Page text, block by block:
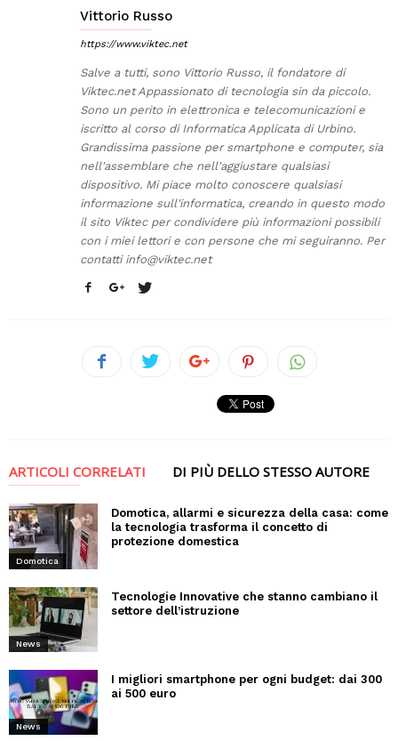
Vittorio Russo
https://www.viktec.net
Salve a tutti, sono Vittorio Russo, il fondatore di
Viktec.net Appassionato di tecnologia sin da piccolo.
Sono un perito in elettronica e telecomunicazioni e
iscritto al corso di Informatica Applicata di Urbino.
Grandissima passione per smartphone e computer, sia
nell'assemblare che nell'aggiustare qualsiasi
dispositivo. Mi piace molto conoscere qualsiasi
informazione sull'informatica, creando in questo modo
il sito Viktec per condividere più informazioni possibili
con i miei lettori e con persone che mi seguiranno. Per
contatti info@viktec.net
ARTICOLI CORRELATI DI PIÙ DELLO STESSO AUTORE
Domotica
Domotica, allarmi e sicurezza della casa: come
la tecnologia trasforma il concetto di
protezione domestica
News
Tecnologie Innovative che stanno cambiano il
settore dell’istruzione
News
I migliori smartphone per ogni budget: dai 300
ai 500 euro